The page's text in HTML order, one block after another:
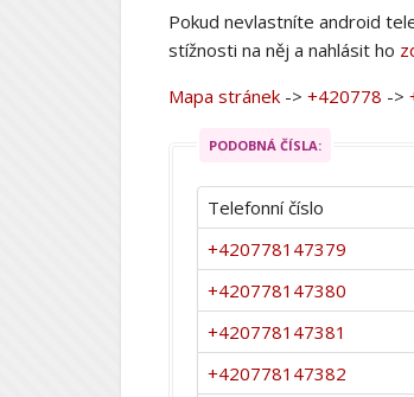
Pokud nevlastníte android
stížnosti na něj a nahlásit ho
Mapa stránek -> +420778 ->
PODOBNÁ ČÍSLA:
Telefonní číslo
+420778147379
+420778147380
+420778147381
+420778147382